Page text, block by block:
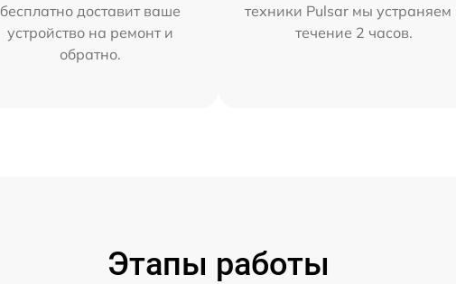
бесплатно доставит ваше
устройство на ремонт и
обратно.
техники Pulsar мы устраняем
течение 2 часов.
Этапы работы